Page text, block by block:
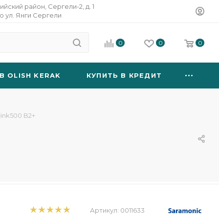
район, Сергели-2, д. 1
ул. Янги Сергели
0 0 0
OLISH KERAK КУПИТЬ В КРЕДИТ
B2+
Артикул: 0011633